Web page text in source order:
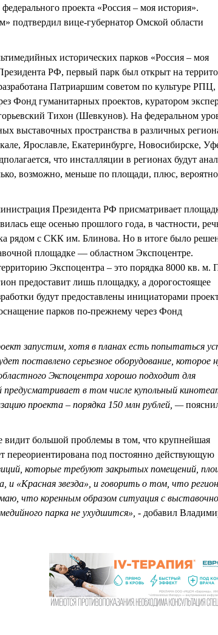
проекта «Россия – моя история».
подтвердил вице-губернатор Омской области
исторических парков «Россия – моя
РФ, первый парк был открыт на
Патриаршим советом по культуре РПЦ,
Фонд гуманитарных проектов, куратором
Тихон (Шевкунов). На федеральном
выставочных пространства в различных
Ярославле, Екатеринбурге, Новосибирске,
что инсталляции в регионах будут
возможно, меньше по площади, плюс,
Президента РФ присматривает
еще осенью прошлого года, в частности,
рядом с СКК им. Блинова. Но в итоге было
площадке — областном Экспоцентре.
Экспоцентра – это порядка 8000 кв. м.
лишь площадку, а дорогостоящее
будут предоставлены инициаторами
парков по-прежнему через Фонд
запустим, хотя в планах есть попытаться
поставлено серьезное оборудование, которое
Экспоцентра хорошо подходит для
в том числе купольный
проекта – порядка 150 млн рублей, —
видит большой проблемы в том, что крупнейшая
переориентирована под постоянно действующую
которые требуют закрытых помещений,
«Красная звезда», и говорить о том, что регион
что коренным образом ситуация с
парка не ухудшится», - добавил